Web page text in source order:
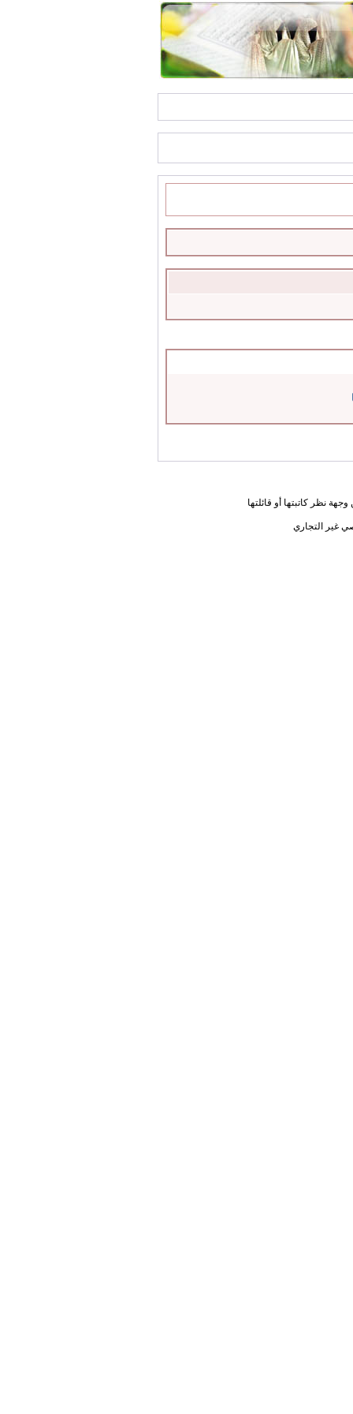
نظر كاتبتها أو قائلتها
غير التجاري